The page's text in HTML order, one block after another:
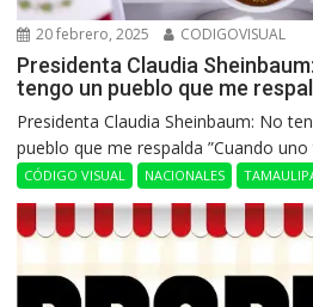
20 febrero, 2025 CODIGOVISUAL
Presidenta Claudia
tengo un pueblo que me
Presidenta Claudia Sheinbaum: No
pueblo que me respalda ”Cuando uno
CÓDIGO VISUAL NACIONALES